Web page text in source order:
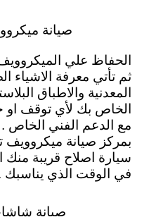
صيانة
الحفاظ علي
ثم تأتي معرفة الاشياء
المعدنية والاطباق
الخاص بك لأي توقف
مع الدعم الفني الخاص
بمركز صيانة ميكروويف
سيارة اصلاح قريبة منك
في الوقت الذي يناسبك
صيانة